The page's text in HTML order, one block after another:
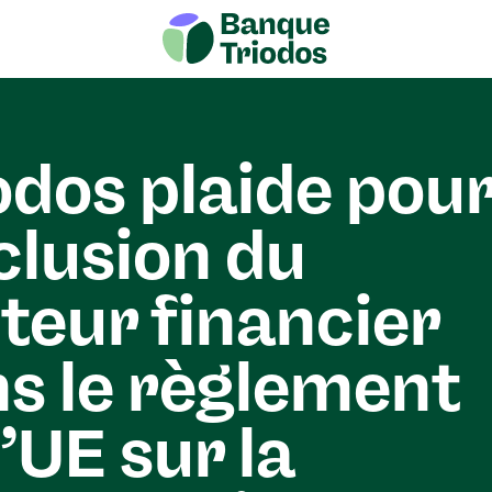
plaide
du
financier
le règlement
sur la